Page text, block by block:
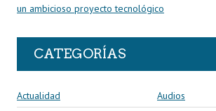
un ambicioso proyecto tecnológico
CATEGORÍAS
Actualidad
Audios